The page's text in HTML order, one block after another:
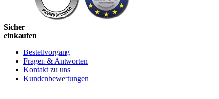
Sicher
einkaufen
Bestellvorgang
Fragen & Antworten
Kontakt zu uns
Kundenbewertungen